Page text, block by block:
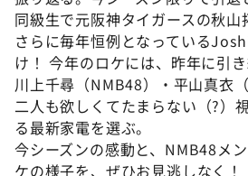
アナ回覧板
同級生で元阪神タイガースの秋山
さらに毎年恒例となっている
け！ 今年のロケには、昨年に引
川上千尋（NMB48）・平山真衣
二人も欲しくてたまらない（?）
る最新家電を選ぶ。
今シーズンの感動と、NMB48メ
ケの様子を、ぜひお見逃しなく！